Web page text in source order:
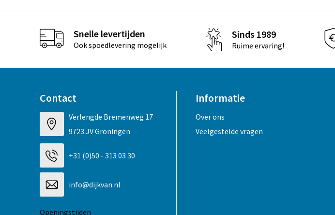
Snelle levertijden
Ook spoedlevering mogelijk
Sinds 1989
Ruime ervaring!
Contact
Verlengde Bremenweg 17
9723 JV Groningen
+31 (0)50 - 313 03 30
info@dijkvan.nl
Openingstijden
Informatie
Over ons
Veelgestelde vragen